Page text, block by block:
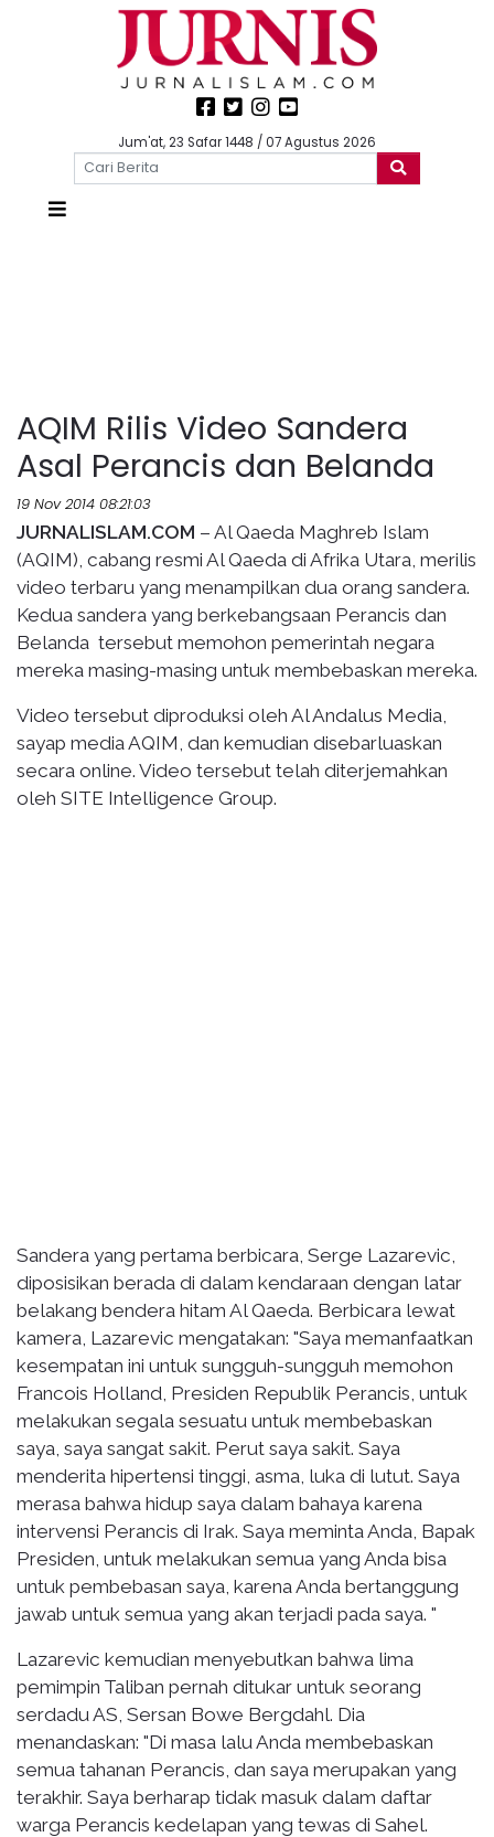
Jum'at, 23 Safar 1448 / 07 Agustus 2026
AQIM Rilis Video Sandera
Asal Perancis dan Belanda
19 Nov 2014 08:21:03
JURNALISLAM.COM – Al Qaeda Maghreb Islam
(AQIM), cabang resmi Al Qaeda di Afrika Utara, merilis
video terbaru yang menampilkan dua orang sandera.
Kedua sandera yang berkebangsaan Perancis dan
Belanda tersebut memohon pemerintah negara
mereka masing-masing untuk membebaskan mereka.
Video tersebut diproduksi oleh Al Andalus Media,
sayap media AQIM, dan kemudian disebarluaskan
secara online. Video tersebut telah diterjemahkan
oleh SITE Intelligence Group.
Sandera yang pertama berbicara, Serge Lazarevic,
diposisikan berada di dalam kendaraan dengan latar
belakang bendera hitam Al Qaeda. Berbicara lewat
kamera, Lazarevic mengatakan: "Saya memanfaatkan
kesempatan ini untuk sungguh-sungguh memohon
Francois Holland, Presiden Republik Perancis, untuk
melakukan segala sesuatu untuk membebaskan
saya, saya sangat sakit. Perut saya sakit. Saya
menderita hipertensi tinggi, asma, luka di lutut. Saya
merasa bahwa hidup saya dalam bahaya karena
intervensi Perancis di Irak. Saya meminta Anda, Bapak
Presiden, untuk melakukan semua yang Anda bisa
untuk pembebasan saya, karena Anda bertanggung
jawab untuk semua yang akan terjadi pada saya. "
Lazarevic kemudian menyebutkan bahwa lima
pemimpin Taliban pernah ditukar untuk seorang
serdadu AS, Sersan Bowe Bergdahl. Dia
menandaskan: "Di masa lalu Anda membebaskan
semua tahanan Perancis, dan saya merupakan yang
terakhir. Saya berharap tidak masuk dalam daftar
warga Perancis kedelapan yang tewas di Sahel.